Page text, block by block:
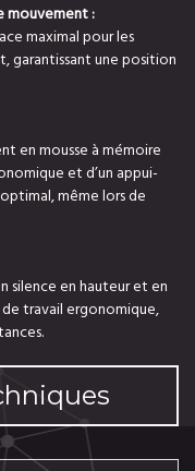
mouvement :
maximal pour les
​​garantissant une position
en mousse à mémoire
et d’un appui-
même lors de
silence en hauteur et en
travail ergonomique,